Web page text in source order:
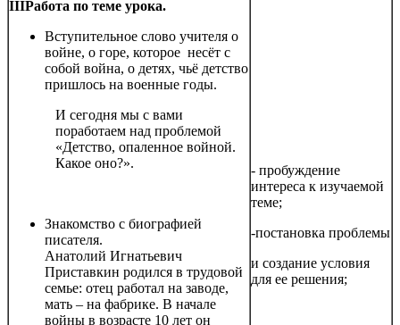
IIIРабота по теме урока.
Вступительное слово учителя о
войне, о горе, которое несёт с
собой война, о детях, чьё детство
пришлось на военные годы.
И сегодня мы с вами
поработаем над проблемой
«Детство, опаленное войной.
Какое оно?».
Знакомство с биографией
писателя.
Анатолий Игнатьевич
Приставкин родился в трудовой
семье: отец работал на заводе,
мать – на фабрике. В начале
войны в возрасте 10 лет он
- пробуждение
интереса к изучаемой
теме;
-постановка проблемы
и создание условия
для ее решения;